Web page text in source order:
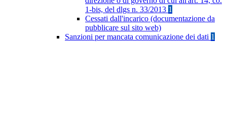
1-bis, del dlgs n. 33/2013 1
Cessati dall'incarico (documentazione da
pubblicare sul sito web)
Sanzioni per mancata comunicazione dei dati 1